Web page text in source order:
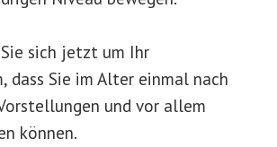
sich jetzt um Ihr
dass Sie im Alter einmal nach
und vor allem
können.